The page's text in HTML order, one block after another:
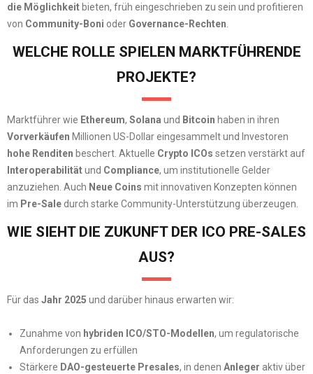
die Möglichkeitbieten, früh eingeschrieben zu sein und profitieren
von Community-Boni oder Governance-Rechten
WELCHE ROLLE SPIELEN MARKTFÜHRENDE
PROJEKTE?
Marktführer wie Ethereum, Solana und Bitcoin haben in ihren
Vorverkäufen Millionen US-Dollar eingesammelt und Investoren
hohe Renditen beschert. Aktuelle Crypto ICOs setzen verstärkt auf
Interoperabilitätund Compliance, um institutionelle Gelder
anzuziehen. Auch Neue Coins mit innovativen Konzepten können
im Pre-Sale durch starke Community-Unterstützung überzeugen.
WIE SIEHT DIE ZUKUNFT DER ICO PRE-SALES
AUS?
Für das Jahr 2025 und darüber hinaus erwarten wir:
Zunahme von hybriden ICO/STO-Modellen, um regulatorische
Anforderungen zu erfüllen
Stärkere DAO-gesteuerte Presales, in denen Anleger aktiv über